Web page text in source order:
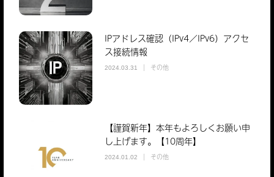
IPアドレス確認（IPv4／IPv6）アクセ
ス接続情報
2024.03.31 その他
【謹賀新年】本年もよろしくお願い申
し上げます。【10周年】
2024.01.02 その他